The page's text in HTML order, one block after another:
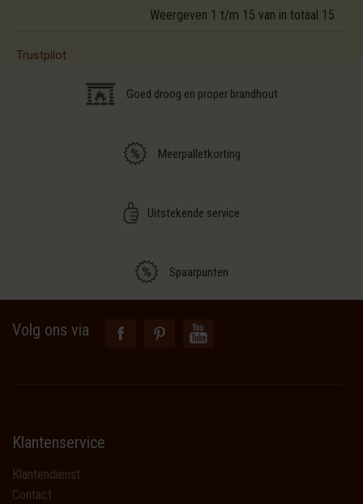
Weergeven 1 t/m 15 van in totaal 15
Trustpilot
Goed droog en proper brandhout
Meerpalletkorting
Uitstekende service
Spaarpunten
Volg ons via
Klantenservice
Klantendienst
Contact